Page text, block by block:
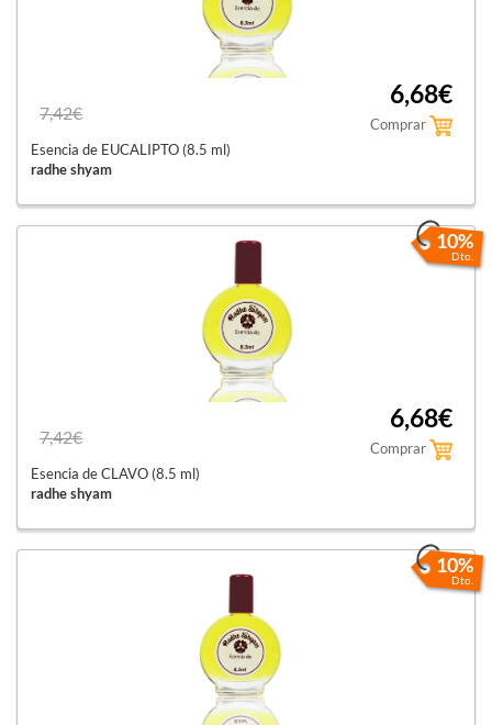
7,42€
6,68€
Comprar
Esencia de EUCALIPTO (8.5 ml)
radhe shyam
10%
Dto.
7,42€
6,68€
Comprar
Esencia de CLAVO (8.5 ml)
radhe shyam
10%
Dto.